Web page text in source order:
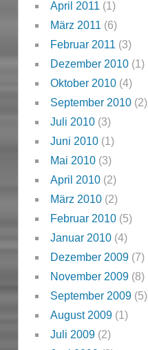
April 2011 (1)
März 2011 (6)
Februar 2011 (3)
Dezember 2010(1)
Oktober 2010(4)
September 2010(2)
Juli 2010(3)
Juni 2010(1)
Mai 2010(3)
April 2010(2)
März 2010(2)
Februar 2010(5)
Januar 2010(4)
Dezember 2009(7)
November 2009(8)
September 2009(5)
August 2009(1)
Juli 2009(2)